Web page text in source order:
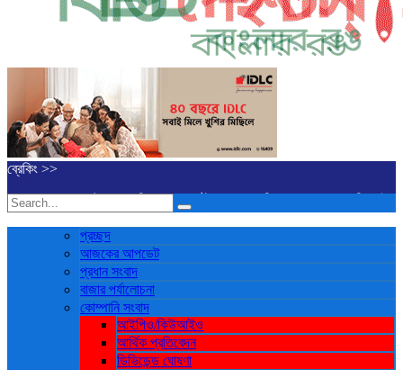
ব্রেকিং >>
পথে পাঁচ কোম্পানি ব্লক মার্কেটে ৪০ কোম্পানির শেয়ার লেনদেন
ব্যাখ্যা দিল এস আলম কোল্ড রোল্ড স্টিল ইউরোপে সম্প্রসারণ কৌশলে নতুন মাইলফলক,
প্রচ্ছদ
আজকের আপডেট
প্রধান সংবাদ
বাজার পর্যালোচনা
কোম্পানি সংবাদ
আইপিও/কিউআইও
আর্থিক প্রতিবেদন
ডিভিডেন্ড ঘোষণা